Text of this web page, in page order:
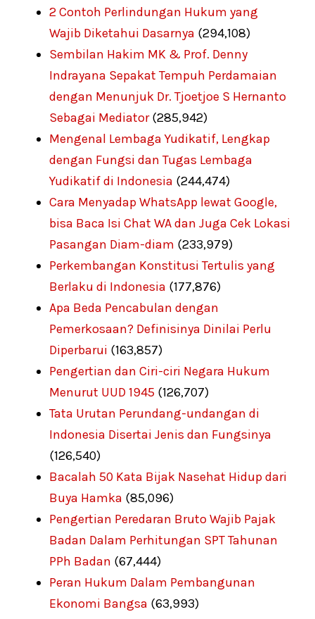
2 Contoh Perlindungan Hukum yang
Wajib Diketahui Dasarnya (294,108)
Sembilan Hakim MK & Prof. Denny
Indrayana Sepakat Tempuh Perdamaian
dengan Menunjuk Dr. Tjoetjoe S Hernanto
Sebagai Mediator (285,942)
Mengenal Lembaga Yudikatif, Lengkap
dengan Fungsi dan Tugas Lembaga
Yudikatif di Indonesia (244,474)
Cara Menyadap WhatsApp lewat Google,
bisa Baca Isi Chat WA dan Juga Cek Lokasi
Pasangan Diam-diam (233,979)
Perkembangan Konstitusi Tertulis yang
Berlaku di Indonesia (177,876)
Apa Beda Pencabulan dengan
Pemerkosaan? Definisinya Dinilai Perlu
Diperbarui (163,857)
Pengertian dan Ciri-ciri Negara Hukum
Menurut UUD 1945 (126,707)
Tata Urutan Perundang-undangan di
Indonesia Disertai Jenis dan Fungsinya
(126,540)
Bacalah 50 Kata Bijak Nasehat Hidup dari
Buya Hamka (85,096)
Pengertian Peredaran Bruto Wajib Pajak
Badan Dalam Perhitungan SPT Tahunan
PPh Badan (67,444)
Peran Hukum Dalam Pembangunan
Ekonomi Bangsa (63,993)